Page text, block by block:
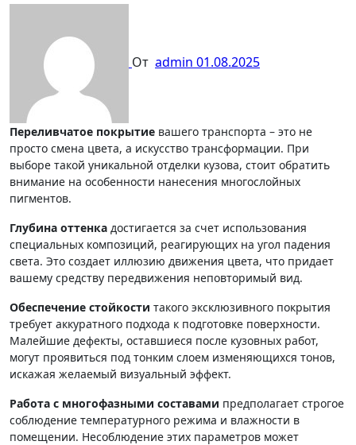
От admin 01.08.2025
Переливчатое покрытие вашего транспорта – это не
просто смена цвета, а искусство трансформации. При
выборе такой уникальной отделки кузова, стоит обратить
внимание на особенности нанесения многослойных
пигментов.
Глубина оттенка достигается за счет использования
специальных композиций, реагирующих на угол падения
света. Это создает иллюзию движения цвета, что придает
вашему средству передвижения неповторимый вид.
Обеспечение стойкости такого эксклюзивного покрытия
требует аккуратного подхода к подготовке поверхности.
Малейшие дефекты, оставшиеся после кузовных работ,
могут проявиться под тонким слоем изменяющихся тонов,
искажая желаемый визуальный эффект.
Работа с многофазными составами предполагает строгое
соблюдение температурного режима и влажности в
помещении. Несоблюдение этих параметров может